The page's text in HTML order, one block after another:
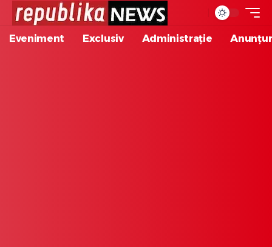
Eveniment Exclusiv Administrație